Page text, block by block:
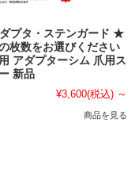
プタ・ステンガード ★
枚数をお選びください
アダプターシム 爪用ス
新品
¥3,600(税込) ～
商品を見る